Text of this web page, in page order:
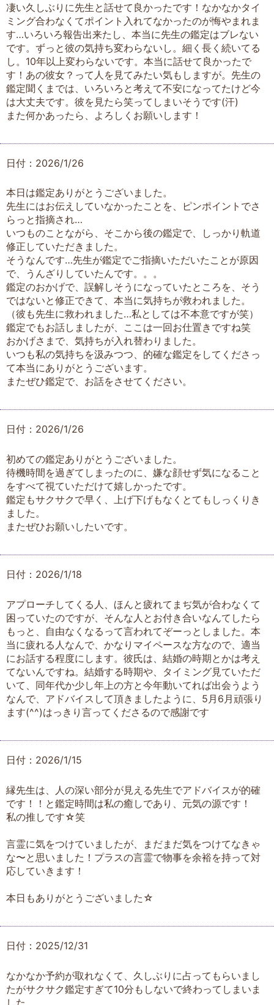
凄い久しぶりに先生と話せて良かったです！なかなかタイ
ミング合わなくてポイント入れてなかったのが悔やまれま
す…いろいろ報告出来たし、本当に先生の鑑定はブレない
です。ずっと彼の気持ち変わらないし。細く長く続いてる
し。10年以上変わらないです。本当に話せて良かったで
す！あの彼女？って人を見てみたい気もしますが。先生の
鑑定聞くまでは、いろいろと考えて不安になってたけど今
は大丈夫です。彼を見たら笑ってしまいそうです(汗)
また何かあったら、よろしくお願いします！
日付：2026/1/26
本日は鑑定ありがとうございました。
先生にはお伝えしていなかったことを、ピンポイントでさ
らっと指摘され…
いつものことながら、そこから後の鑑定で、しっかり軌道
修正していただきました。
そうなんです…先生が鑑定でご指摘いただいたことが原因
で、うんざりしていたんです。。。
鑑定のおかげで、誤解しそうになっていたところを、そう
ではないと修正できて、本当に気持ちが救われました。
（彼も先生に救われました…私としては不本意ですが笑）
鑑定でもお話しましたが、ここは一回お仕置きですね笑
おかげさまで、気持ちが入れ替わりました。
いつも私の気持ちを汲みつつ、的確な鑑定をしてくださっ
て本当にありがとうございます。
またぜひ鑑定で、お話をさせてください。
日付：2026/1/26
初めての鑑定ありがとうございました。
待機時間を過ぎてしまったのに、嫌な顔せず気になること
をすべて視ていただけて嬉しかったです。
鑑定もサクサクで早く、上げ下げもなくとてもしっくりき
ました。
またぜひお願いしたいです。
日付：2026/1/18
アプローチしてくる人、ほんと疲れてまぢ気が合わなくて
困っていたのですが、そんな人とお付き合いなんてしたら
もっと、自由なくなるって言われてぞーっとしました。本
当に疲れる人なんで、かなりマイペースな方なので、適当
にお話する程度にします。彼氏は、結婚の時期とかは考え
てないんですね。結婚する時期や、タイミング見ていただ
いて、同年代か少し年上の方と今年動いてれば出会うよう
なんで、アドバイスして頂きましたように、5月6月頑張り
ます(^^)はっきり言ってくださるので感謝です
日付：2026/1/15
縁先生は、人の深い部分が見える先生でアドバイスが的確
です！！と鑑定時間は私の癒しであり、元気の源です！
私の推しです☆笑
言霊に気をつけていましたが、まだまだ気をつけてなきゃ
な〜と思いました！プラスの言霊で物事を余裕を持って対
応していきます！
本日もありがとうございました☆
日付：2025/12/31
なかなか予約が取れなくて、久しぶりに占ってもらいまし
たがサクサク鑑定すぎて10分もしないで終わってしまいま
した。